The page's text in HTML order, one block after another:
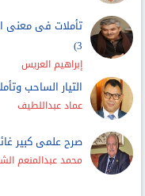
3)
إبراهيم العريس
التيار الساحب
عماد عبداللطيف
صرح علمى كبير
محمد عبدالمنعم